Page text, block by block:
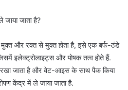
जाता है?
और रक्त से मुक्त होता है, इसे एक बर्फ-ठंडे
इलेक्ट्रोलाइट्स और पोषक तत्व होते हैं.
जाता है और वेट-आइस के साथ पैक किया
केंद्र में ले जाया जाता है.